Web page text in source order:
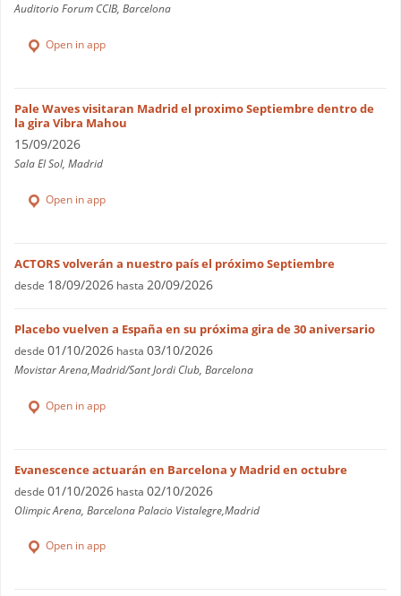
Auditorio Forum CCIB, Barcelona
Open in app
Pale Waves visitaran Madrid el proximo Septiembre dentro de
la gira Vibra Mahou
15/09/2026
Sala El Sol, Madrid
Open in app
ACTORS volverán a nuestro país el próximo Septiembre
desde 18/09/2026 hasta 20/09/2026
Placebo vuelven a España en su próxima gira de 30 aniversario
desde 01/10/2026 hasta 03/10/2026
Movistar Arena,Madrid/Sant Jordi Club, Barcelona
Open in app
Evanescence actuarán en Barcelona y Madrid en octubre
desde 01/10/2026 hasta 02/10/2026
Olimpic Arena, Barcelona Palacio Vistalegre,Madrid
Open in app